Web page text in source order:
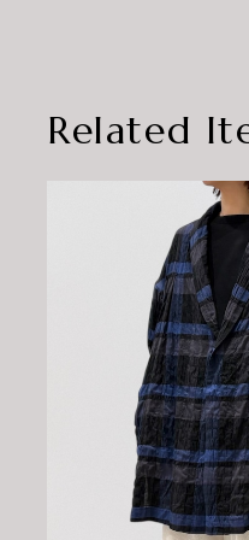
Related